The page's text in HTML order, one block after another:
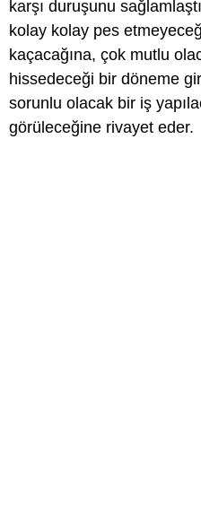
karşı duruşunu
kolay kolay pes
kaçacağına, çok mutlu
hissedeceği bir döneme
sorunlu olacak bir iş
görüleceğine rivayet eder.